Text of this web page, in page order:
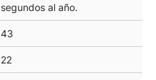
segundos al año.
43
22